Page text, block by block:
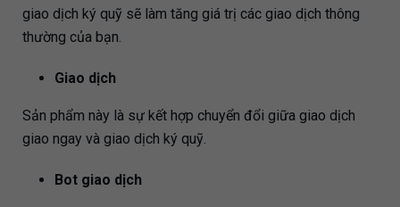
giao dịch ký quỹ sẽ làm tăng giá trị các giao dịch thông
thường của bạn.
Giao dịch
Sản phẩm này là sự kết hợp chuyển đổi giữa giao dịch
giao ngay và giao dịch ký quỹ.
Bot giao dịch